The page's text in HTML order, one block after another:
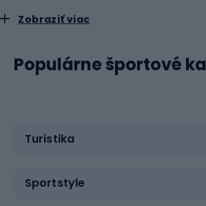
masáže. Okrem toho sa vďaka svojej
miesto.Ako si vybrať správnu
Domáca nafukovacia vírivka je
vyznačuje sa stabilitou. Je navrhnutá
prevádzku domácej vírivky výrazne
Zobraziť viac
Populárne športové
Turistika
Sportstyle